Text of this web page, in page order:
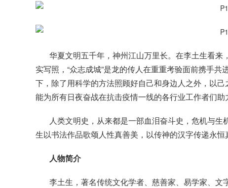
华夏文明五千年，神州江山万里长。在李土生看来
实写照，“众志成城”是龙的传人在重重考验面前携手
下，除了用科学的方法照顾好自己和身边人之外，以
能为所有日夜奋战在抗击疫情一线的各行业工作者们助
人类文明史，从来都是一部血泪奋斗史，危机与
生以书法作品歌颂人性真善美，以传神的汉字传递永恒
人物简介
李土生，著名传统文化学者、慈善家、易学家、